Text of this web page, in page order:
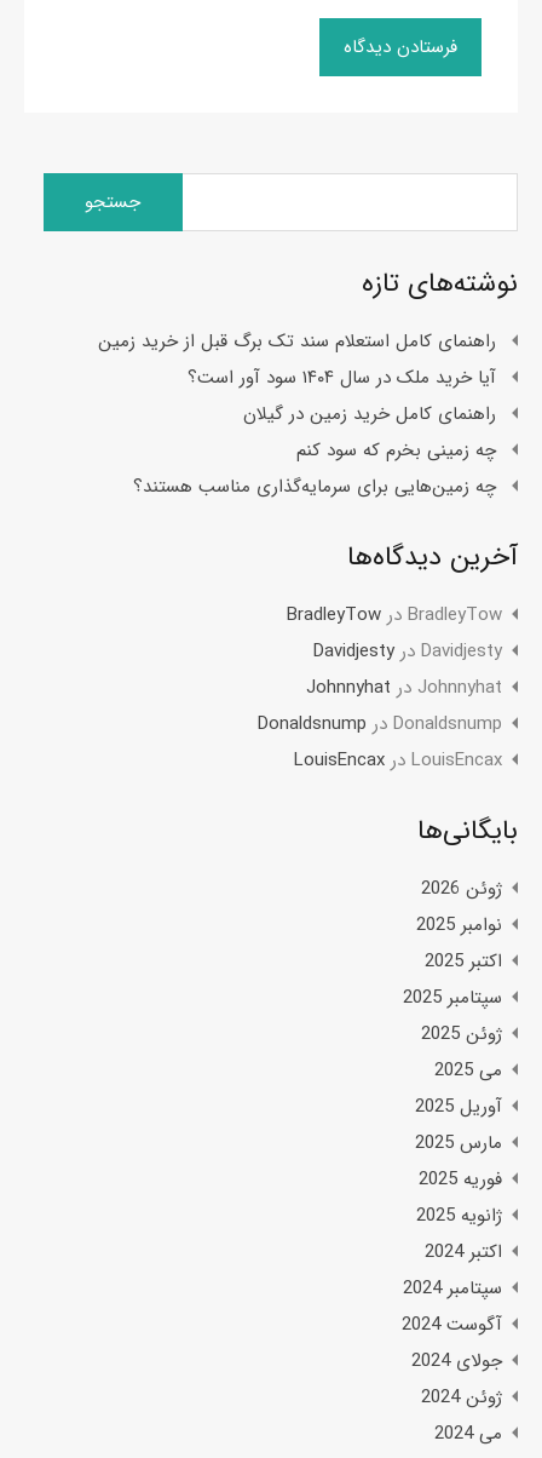
جستجو
نوشته‌های تازه
راهنمای کامل استعلام سند تک برگ قبل از خرید زمین
آیا خرید ملک در سال ۱۴۰۴ سود آور است؟
راهنمای کامل خرید زمین در گیلان
چه زمینی بخرم که سود کنم
چه زمین‌هایی برای سرمایه‌گذاری مناسب هستند؟
آخرین دیدگاه‌ها
BradleyTow در BradleyTow
Davidjesty در Davidjesty
Johnnyhat در Johnnyhat
Donaldsnump در Donaldsnump
LouisEncax در LouisEncax
بایگانی‌ها
ژوئن 2026
نوامبر 2025
اکتبر 2025
سپتامبر 2025
ژوئن 2025
می 2025
آوریل 2025
مارس 2025
فوریه 2025
ژانویه 2025
اکتبر 2024
سپتامبر 2024
آگوست 2024
جولای 2024
ژوئن 2024
می 2024